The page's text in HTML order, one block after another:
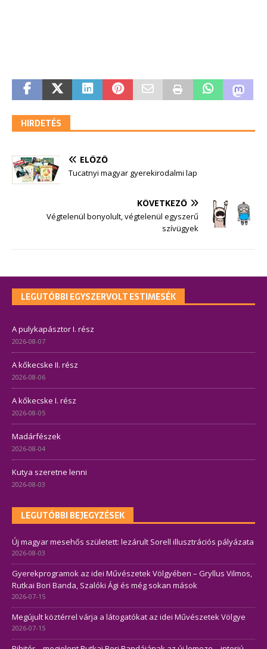
HIRDETÉS
ELŐZŐ
Tucatnyi magyar gyerekirodalmi lap
KÖVETKEZŐ
Végtelenül bonyolult, végtelenül egyszerű
szívügyek
LEGUTÓBBI EGYSZERVOLT ESTIMESÉK
A pulykapásztor I. rész
2026-08-07
A kőkecske II. rész
2026-08-06
A kőkecske I. rész
2026-08-05
Madárfészek
2026-08-04
Kutya szeretne lenni
2026-08-03
LEGUTÓBBI BEJEGYZÉSEK
Új magyar mesehős született: lezárult Sorell illusztrációs pályázata
2026-08-03
Gyerekprogramok az idei Művészetek Völgyében – Gryllus Vilmos,
Rutkai Bori Banda, Szalóki Ági és még sokan mások
2026-07-15
Megújult köztérrel várja a látogatókat az idei Művészetek Völgye
2026-07-15